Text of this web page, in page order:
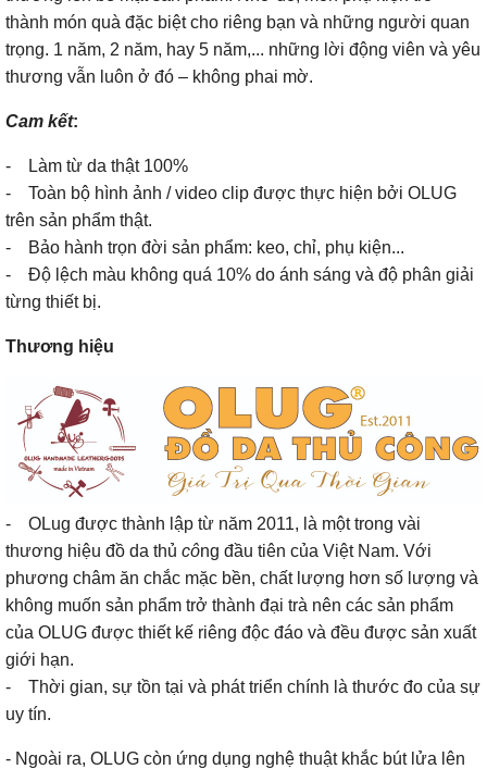
thành món quà đặc biệt cho riêng bạn và những người quan
trọng. 1 năm, 2 năm, hay 5 năm,... những lời động viên và yêu
thương vẫn luôn ở đó – không phai mờ.
Cam kết:
- Làm từ da thật 100%
- Toàn bộ hình ảnh / video clip được thực hiện bởi OLUG
trên sản phẩm thật.
- Bảo hành trọn đời sản phẩm: keo, chỉ, phụ kiện...
- Độ lệch màu không quá 10% do ánh sáng và độ phân giải
từng thiết bị.
Thương hiệu
- OLug được thành lập từ năm 2011, là một trong vài
thương hiệu đồ da thủ công đầu tiên của Việt Nam. Với
phương châm ăn chắc mặc bền, chất lượng hơn số lượng và
không muốn sản phẩm trở thành đại trà nên các sản phẩm
của OLUG được thiết kế riêng độc đáo và đều được sản xuất
giới hạn.
- Thời gian, sự tồn tại và phát triển chính là thước đo của sự
uy tín.
- Ngoài ra, OLUG còn ứng dụng nghệ thuật khắc bút lửa lên